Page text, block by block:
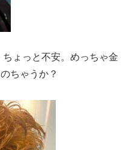
ょっと不安。めっちゃ金
ちゃうか？